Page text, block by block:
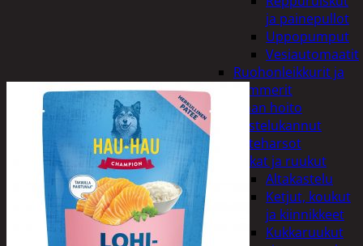
ja painepullot
Uppopumput
Vesiautomaatit
Ruohonleikkurit ja
trimmerit
Puutarhan hoito
Kastelukannut
Kateharsot
Kukat ja ruukut
Altakastelu
Ketjut, koukut
ja kiinnikkeet
Kukkaruukut